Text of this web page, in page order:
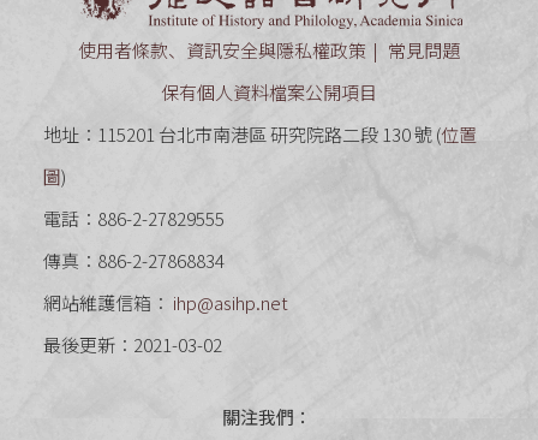
使用者條款、資訊安全與隱私權政策
常見問題
保有個人資料檔案公開項目
地址：115201 台北市南港區 研究院路二段 130 號 (位置
圖)
電話：886-2-27829555
傳真：886-2-27868834
網站維護信箱： ihp@asihp.net
最後更新：2021-03-02
關注我們：